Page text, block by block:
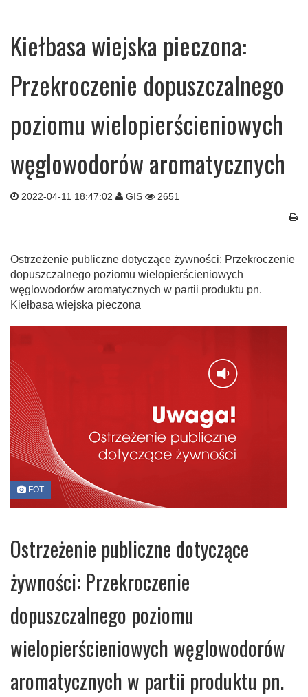
Kiełbasa wiejska pieczona:
Przekroczenie dopuszczalnego
poziomu wielopierścieniowych
węglowodorów aromatycznych
2022-04-11 18:47:02 GIS 2651
Ostrzeżenie publiczne dotyczące żywności: Przekroczenie
dopuszczalnego poziomu wielopierścieniowych
węglowodorów aromatycznych w partii produktu pn.
Kiełbasa wiejska pieczona
FOT
Ostrzeżenie publiczne dotyczące
żywności: Przekroczenie
dopuszczalnego poziomu
wielopierścieniowych węglowodorów
aromatycznych w partii produktu pn.